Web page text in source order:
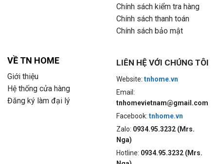
Chính sách kiểm tra hàng
Chính sách thanh toán
Chính sách bảo mật
VỀ TN HOME
Giới thiệu
Hệ thống cửa hàng
Đăng ký làm đại lý
LIÊN HỆ VỚI CHÚNG TÔI
Website: tnhome.vn
Email:
tnhomevietnam@gmail.com
Facebook: tnhome.vn
Zalo: 0934.95.3232 (Mrs.
Nga)
Hotline: 0934.95.3232 (Mrs.